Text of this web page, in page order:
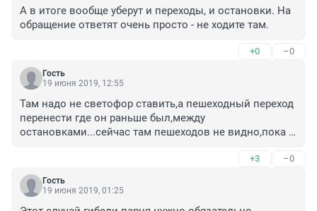
А в итоге вообще уберут и переходы, и остановки. На
обращение ответят очень просто - не ходите там.
+0 –0
Гость
19 июня 2019, 12:55
Там надо не светофор ставить,а пешеходный переход
перенести где он раньше был,между
остановками...сейчас там пешеходов не видно,пока
ящик распределительный у остановки,а с другой
деревья.Мои дети на Морском переходят и идут куда
надо...
+3 –0
Гость
19 июня 2019, 01:25